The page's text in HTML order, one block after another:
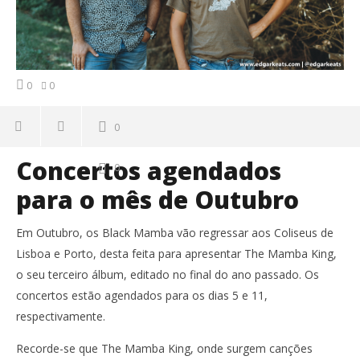
0 0
0
0
Concertos agendados
para o mês de Outubro
Em Outubro, os Black Mamba vão regressar aos Coliseus de
Lisboa e Porto, desta feita para apresentar The Mamba King,
o seu terceiro álbum, editado no final do ano passado. Os
concertos estão agendados para os dias 5 e 11,
respectivamente.
Recorde-se que The Mamba King, onde surgem canções